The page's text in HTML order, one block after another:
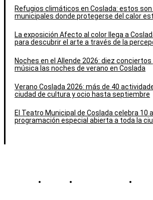
Refugios climáticos en Coslada: estos
municipales donde protegerse del calor
La exposición Afecto al color llega a
para descubrir el arte a través de la
Noches en el Allende 2026: diez
música las noches de verano en Coslada
Verano Coslada 2026: más de 40
ciudad de cultura y ocio hasta septiembre
El Teatro Municipal de Coslada celebra 10
programación especial abierta a toda la
Contacto Política de cookies